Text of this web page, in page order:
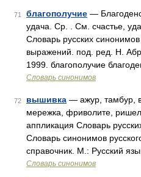
71 благополучие —
удача. Ср. . См. счастье,
Словарь русских
выражений. под. ред. Н.
1999. благополучие
Словарь синонимов
72 вышивка — ажур, тамбур,
мережка, фриволите,
аппликация Словарь
Словарь синонимов
справочник. М.: Русский
Словарь синонимов